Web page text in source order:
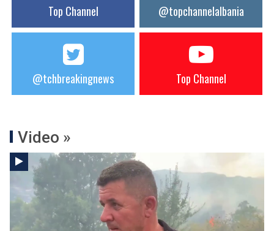
Top Channel @topchannelalbania
@tchbreakingnews Top Channel
Video »